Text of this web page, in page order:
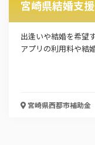
お名前
宮崎県結婚支
出逢いや結婚を希望
アプリの利用料や結
宮崎県西都市補助金